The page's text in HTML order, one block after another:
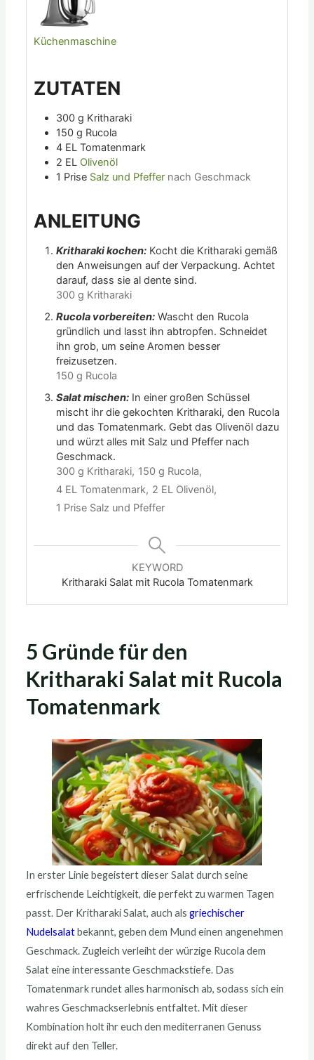
Küchenmaschine
ZUTATEN
300 g Kritharaki
150 g Rucola
4 EL Tomatenmark
2 EL Olivenöl
1 Prise Salz und Pfeffer nach Geschmack
ANLEITUNG
Kritharaki kochen: Kocht die Kritharaki gemäß
den Anweisungen auf der Verpackung. Achtet
darauf, dass sie al dente sind.
300 g Kritharaki
Rucola vorbereiten: Wascht den Rucola
gründlich und lasst ihn abtropfen. Schneidet
ihn grob, um seine Aromen besser
freizusetzen.
150 g Rucola
Salat mischen: In einer großen Schüssel
mischt ihr die gekochten Kritharaki, den Rucola
und das Tomatenmark. Gebt das Olivenöl dazu
und würzt alles mit Salz und Pfeffer nach
Geschmack.
300 g Kritharaki, 150 g Rucola,
4 EL Tomatenmark, 2 EL Olivenöl,
1 Prise Salz und Pfeffer
KEYWORD
Kritharaki Salat mit Rucola Tomatenmark
5 Gründe für den
Kritharaki Salat mit Rucola
Tomatenmark
In erster Linie begeistert dieser Salat durch seine
erfrischende Leichtigkeit, die perfekt zu warmen Tagen
passt. Der Kritharaki Salat, auch alsgriechischer
Nudelsalatbekannt, geben dem Mund einen angenehmen
Geschmack. Zugleich verleiht der würzige Rucola dem
Salat eine interessante Geschmackstiefe. Das
Tomatenmark rundet alles harmonisch ab, sodass sich ein
wahres Geschmackserlebnis entfaltet. Mit dieser
Kombination holt ihr euch den mediterranen Genuss
direkt auf den Teller.